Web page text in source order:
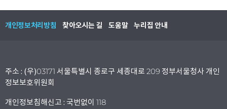
개인정보처리방침 찾아오시는 길 도움말 누리집 안내
주소 : (우)03171 서울특별시 종로구 세종대로 209 정부서울청사 개인
정보보호위원회
개인정보침해신고 : 국번없이 118